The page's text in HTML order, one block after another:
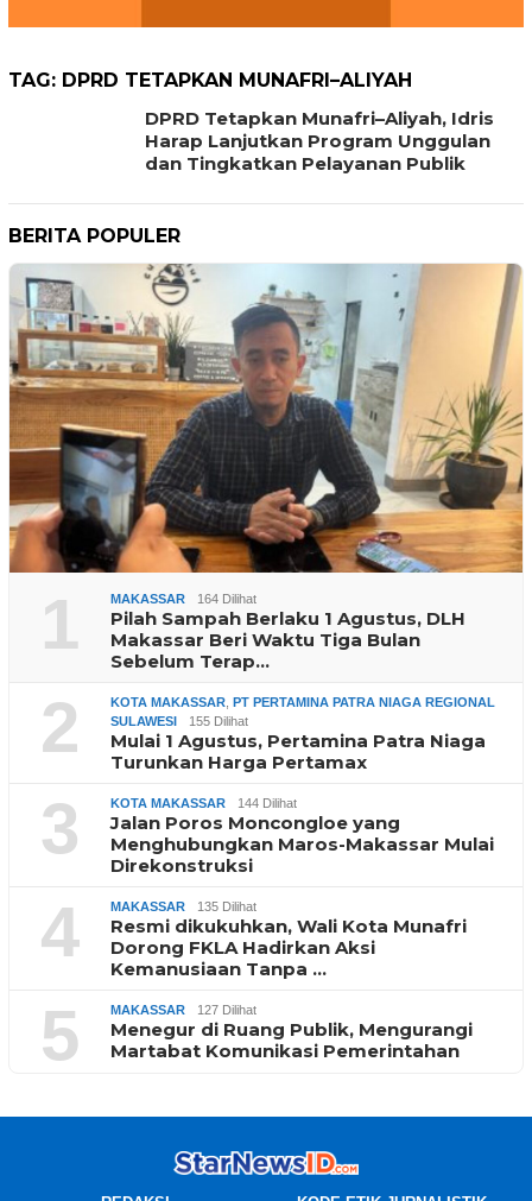
TAG: DPRD TETAPKAN MUNAFRI–ALIYAH
DPRD Tetapkan Munafri–Aliyah, Idris
Harap Lanjutkan Program Unggulan
dan Tingkatkan Pelayanan Publik
BERITA POPULER
1 MAKASSAR 164 Dilihat
Pilah Sampah Berlaku 1 Agustus, DLH
Makassar Beri Waktu Tiga Bulan
Sebelum Terap…
2 KOTA MAKASSAR
PT PERTAMINA PATRA NIAGA REGIONAL
SULAWESI
155 Dilihat
Mulai 1 Agustus, Pertamina Patra Niaga
Turunkan Harga Pertamax
3 KOTA MAKASSAR 144 Dilihat
Jalan Poros Moncongloe yang
Menghubungkan Maros-Makassar Mulai
Direkonstruksi
4 MAKASSAR 135 Dilihat
Resmi dikukuhkan, Wali Kota Munafri
Dorong FKLA Hadirkan Aksi
Kemanusiaan Tanpa …
5 MAKASSAR 127 Dilihat
Menegur di Ruang Publik, Mengurangi
Martabat Komunikasi Pemerintahan